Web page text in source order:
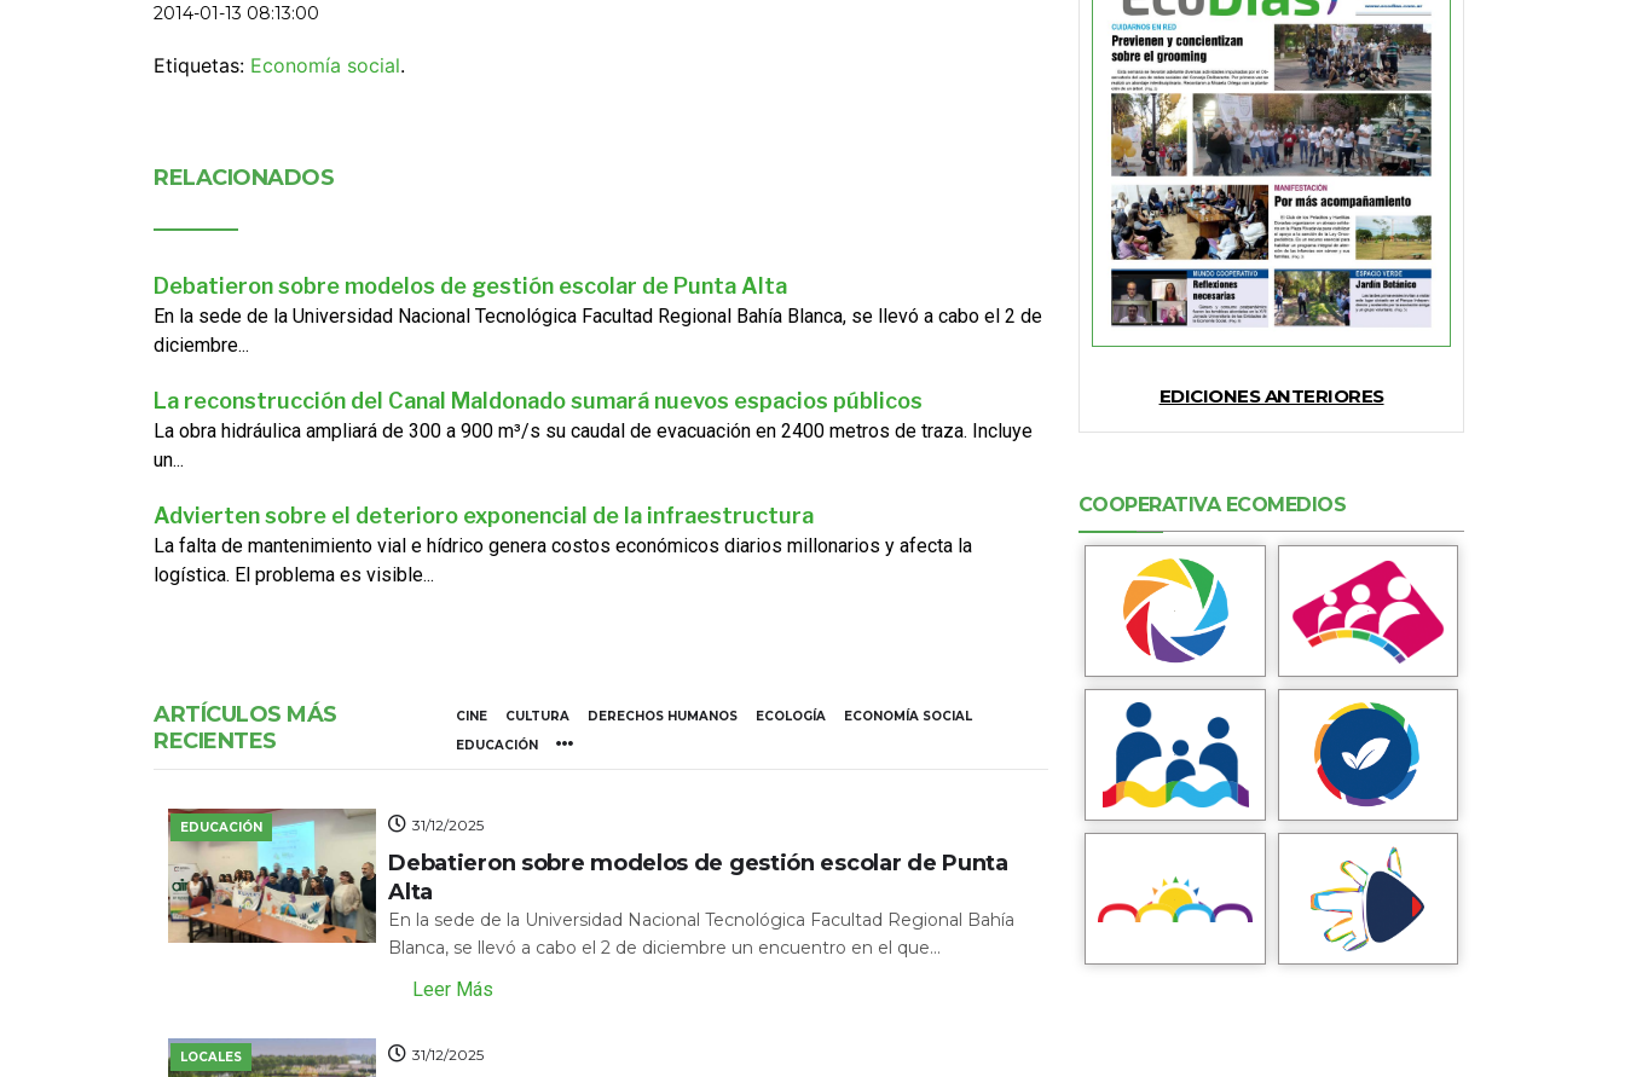
2014-01-13 08:13:00
Etiquetas: Economía social.
RELACIONADOS
Debatieron sobre modelos de gestión escolar de Punta Alta
En la sede de la Universidad Nacional Tecnológica Facultad Regional Bahía Blanca, se llevó a cabo el 2 de
diciembre...
La reconstrucción del Canal Maldonado sumará nuevos espacios públicos
La obra hidráulica ampliará de 300 a 900 m³/s su caudal de evacuación en 2400 metros de traza. Incluye
un...
Advierten sobre el deterioro exponencial de la infraestructura
La falta de mantenimiento vial e hídrico genera costos económicos diarios millonarios y afecta la
logística. El problema es visible...
ARTÍCULOS MÁS
RECIENTES
CINE CULTURA DERECHOS HUMANOS ECOLOGÍA
ECONOMÍA SOCIAL
EDUCACIÓN
EDUCACIÓN 31/12/2025
Debatieron sobre modelos de gestión escolar de Punta
Alta
En la sede de la Universidad Nacional Tecnológica Facultad Regional Bahía
Blanca, se llevó a cabo el 2 de diciembre un encuentro en el que...
Leer Más
LOCALES 31/12/2025
EDICIONES ANTERIORES
COOPERATIVA ECOMEDIOS